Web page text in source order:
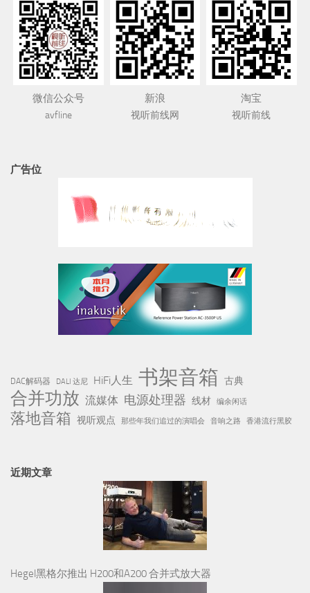
微信公众号
avfline
新浪
视听前线网
淘宝
视听前线
广告位
DAC解码器 DALI 达尼 HiFi人生 书架音箱 古典
合并功放 流媒体 电源处理器 线材 编余闲话
落地音箱 视听观点 那些年我们追过的演唱会 音响之路 香港流行黑胶
近期文章
Hegel黑格尔推出 H200和A200 合并式放大器